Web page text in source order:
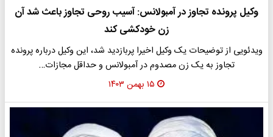
وکیل پرونده تجاوز در آمبولانس: آسیب روحی تجاوز باعث شد آن
زن خودکشی کند
ویدئویی از توضیحات یک وکیل اخیرا پربازدید شد، این وکیل درباره پرونده
تجاوز به یک زن مصدوم در آمبولانس و حداقل مجازات…
۱۵ بهمن ۱۴۰۳